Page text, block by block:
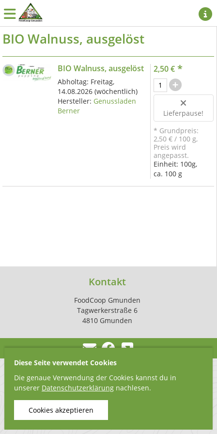
BIO Walnuss, ausgelöst
BIO Walnuss, ausgelöst
Abholtag: Freitag,
14.08.2026(wöchentlich)
Hersteller: Genussladen
Berner
2,50 € *
Lieferpause!
* Grundpreis:
2,50 €/ 100 g,
Preis wird
angepasst.
Einheit: 100g,
ca. 100 g
Kontakt
FoodCoop Gmunden
Tagwerkerstraße 6
4810 Gmunden
Diese Seite verwendet Cookies
Die genaue Verwendung der Cookies kannst du in
unserer Datenschutzerklärungnachlesen.
Cookies akzeptieren